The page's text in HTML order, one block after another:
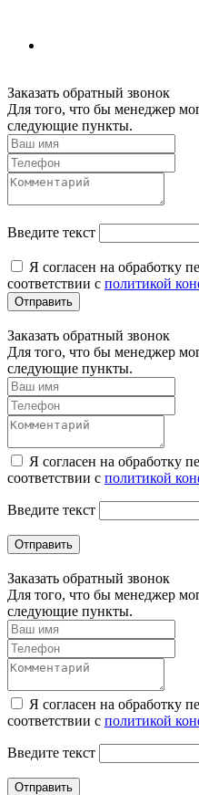
Заказать обратный звонок
Для того, что бы менеджер
следующие пункты.
Введите текст
Я согласен на обработку
соответствии с политикой
Отправить
Заказать обратный звонок
Для того, что бы менеджер
следующие пункты.
Я согласен на обработку
соответствии с политикой
Введите текст
Отправить
Заказать обратный звонок
Для того, что бы менеджер
следующие пункты.
Я согласен на обработку
соответствии с политикой
Введите текст
Отправить